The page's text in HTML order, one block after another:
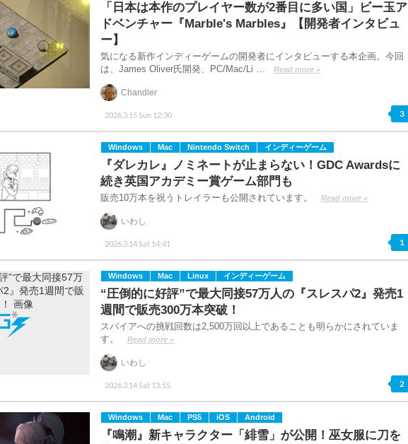
「日本は本作のプレイヤー数が2番目に多い国」ビー玉ア
ドベンチャー『Marble's Marbles』【開発者インタビュ
ー】
気になる新作インディーゲームの開発者にインタビューする本企画。今回
は、James Oliver氏開発、PC/Mac/Li …
Read more »
2026.3.15 Sun 12:30
Chandler
3
Windows Mac Nintendo Switch インディーゲーム
『ダレカレ』ノミネートが止まらない！GDC Awardsに
続き英国アカデミー賞ゲーム部門も
販売10万本を祝うトレイラーも公開されています。 Read more »
2026.3.14 Sat 14:41
いわし
1
Windows Mac Linux インディーゲーム
“圧倒的に好評”で最大同接57万人の『スレスパ2』発売1
週間で販売300万本突破！
スパイアへの挑戦回数は2,500万回以上であることも明らかにされていま
す。
Read more »
2026.3.14 Sat 13:55
いわし
2
Windows Mac PS5 iOS Android
『鳴潮』新キャラクター「緋雪」が公開！巫女服に刀を